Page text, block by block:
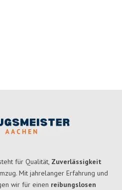
für Qualität, Zuverlässigkeit
Mit jahrelanger Erfahrung und
wir für einen reibungslosen